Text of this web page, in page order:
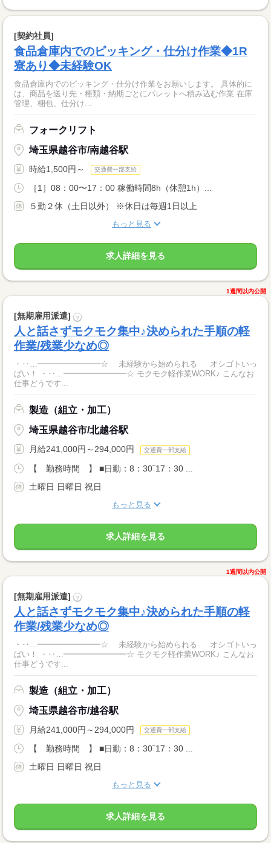
[契約社員]
食品倉庫内でのピッキング・仕分け作業◆1R
寮あり◆未経験OK
食品倉庫内でのピッキング・仕分け作業をお願いします。 具体的に
は、商品を送り先・種類・納期ごとにパレットへ積み込む作業 在庫
管理、梱包、仕分け...
フォークリフト
埼玉県越谷市/南越谷駅
時給1,500円～ 交通費一部支給
［1］08：00〜17：00 稼働時間8h（休憩1h）...
５勤２休（土日以外） ※休日は毎週1日以上
もっと見る
求人詳細を見る
1週間以内公開
[無期雇用派遣] ?
人と話さずモクモク集中♪決められた手順の軽
作業/残業少なめ◎
・‥…━━━━━━━━☆ 未経験から始められる オシゴトいっ
ぱい！ ・‥…━━━━━━━━☆ モクモク軽作業WORK♪ こんなお
仕事どうです...
製造（組立・加工）
埼玉県越谷市/北越谷駅
月給241,000円～294,000円 交通費一部支給
【 勤務時間 】 ■日勤：8：30‾17：30 ...
土曜日 日曜日 祝日
もっと見る
求人詳細を見る
1週間以内公開
[無期雇用派遣] ?
人と話さずモクモク集中♪決められた手順の軽
作業/残業少なめ◎
・‥…━━━━━━━━☆ 未経験から始められる オシゴトいっ
ぱい！ ・‥…━━━━━━━━☆ モクモク軽作業WORK♪ こんなお
仕事どうです...
製造（組立・加工）
埼玉県越谷市/越谷駅
月給241,000円～294,000円 交通費一部支給
【 勤務時間 】 ■日勤：8：30‾17：30 ...
土曜日 日曜日 祝日
もっと見る
求人詳細を見る